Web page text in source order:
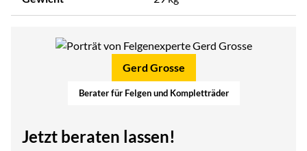
Gerd Grosse
Berater für Felgen und Kompletträder
Jetzt beraten lassen!